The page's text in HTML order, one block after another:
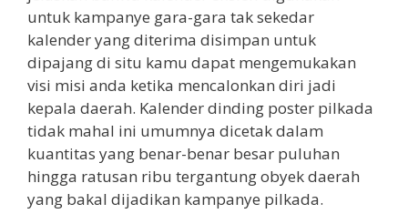
untuk kampanye gara-gara tak sekedar
kalender yang diterima disimpan untuk
dipajang di situ kamu dapat mengemukakan
visi misi anda ketika mencalonkan diri jadi
kepala daerah. Kalender dinding poster pilkada
tidak mahal ini umumnya dicetak dalam
kuantitas yang benar-benar besar puluhan
hingga ratusan ribu tergantung obyek daerah
yang bakal dijadikan kampanye pilkada.